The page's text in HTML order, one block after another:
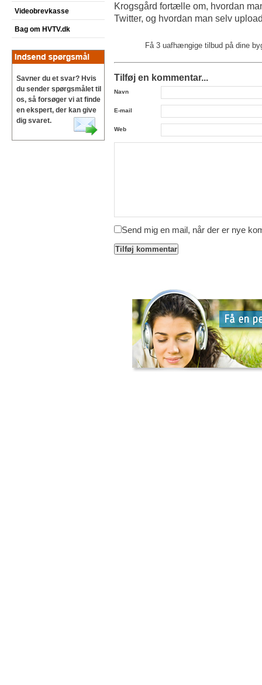
Videobrevkasse
Bag om HVTV.dk
Savner du et svar? Hvis
du sender spørgsmålet til
os, så forsøger vi at finde
en ekspert, der kan give
dig svaret.
Krogsgård fortælle om, hvordan
Twitter, og hvordan man selv
Få 3 uafhængige tilbud på dine
Tilføj en kommentar...
Navn
E-mail
Web
Send mig en mail, når der er nye